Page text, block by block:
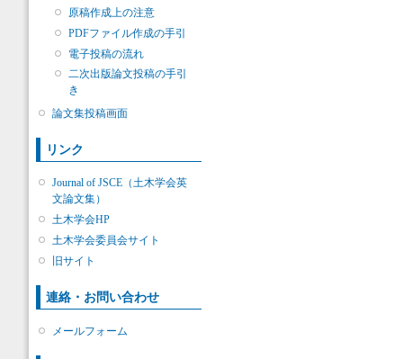
原稿作成上の注意
PDFファイル作成の手引
電子投稿の流れ
二次出版論文投稿の手引
き
論文集投稿画面
リンク
Journal of JSCE（土木学会英
文論文集）
土木学会HP
土木学会委員会サイト
旧サイト
連絡・お問い合わせ
メールフォーム